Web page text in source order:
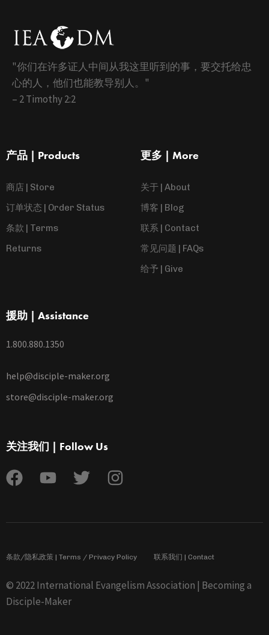
"你们在许多证人中间从我这里听到的事，要交托给忠
心的人，他们也能教导别人。"
– 2 Timothy 2:2
产品 | Products
商店 | Store
订单状态 | Order Status
条款 | Terms
Returns
更多 | More
关于 | About
博客 | Blog
联系 | Contact
常见问题 | FAQs
给予 | Give
援助 | Assistance
1.800.880.1350
help@disciple-maker.org
store@disciple-maker.org
关注我们 | Follow Us
条款/隐私政策 | Terms / Privacy Policy 联系我们 | Contact
© 2022 International Evangelism Association | Becoming a
Disciple-Maker